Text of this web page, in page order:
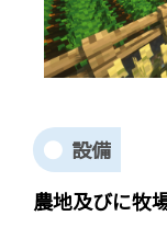
設備
農地及びに牧